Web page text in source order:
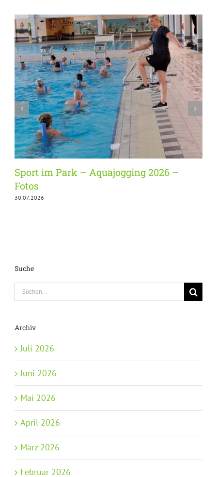
Sport im Park – Aquajogging 2026 –
Fotos
30.07.2026
Suche
Suche
nach:
Archiv
Juli 2026
Juni 2026
Mai 2026
April 2026
März 2026
Februar 2026